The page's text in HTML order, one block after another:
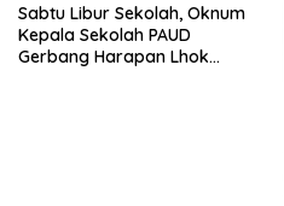
Watansoppeng
Sabtu Libur Sekolah, Oknum
Kepala Sekolah PAUD
Gerbang Harapan Lhok